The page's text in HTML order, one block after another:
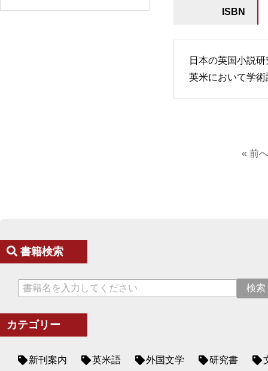
ISBN
日本の英国小説
英米において学
« 前へ
書籍検索
カテゴリー
新刊案内 英米語 外国文学 研究書